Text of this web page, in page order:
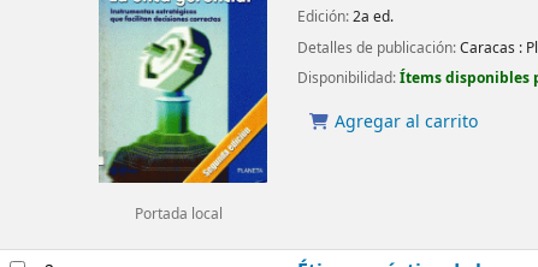
Portada local
Edición:2a ed.
Detalles de publicación:Caracas :
Disponibilidad:Ítems disponibles
Agregar al carrito